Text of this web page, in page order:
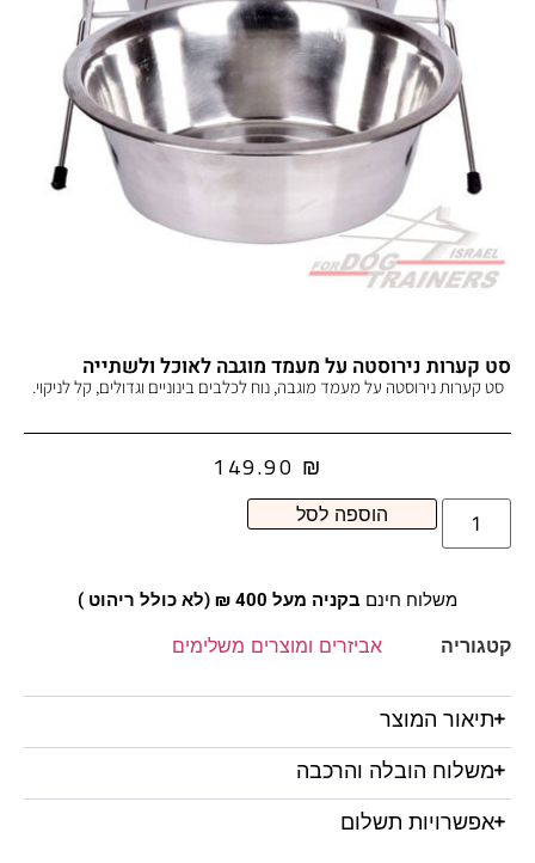
סט קערות נירוסטה על מעמד מוגבה לאוכל ולשתייה
סט קערות נירוסטה על מעמד מוגבה, נוח לכלבים בינוניים וגדולים, קל לניקוי.
149.90 ₪
הוספה לסל
משלוח חינם בקניה מעל 400 ₪ (לא כולל ריהוט )
קטגוריה אביזרים ומוצרים משלימים
תיאור המוצר
משלוח הובלה והרכבה
אפשרויות תשלום